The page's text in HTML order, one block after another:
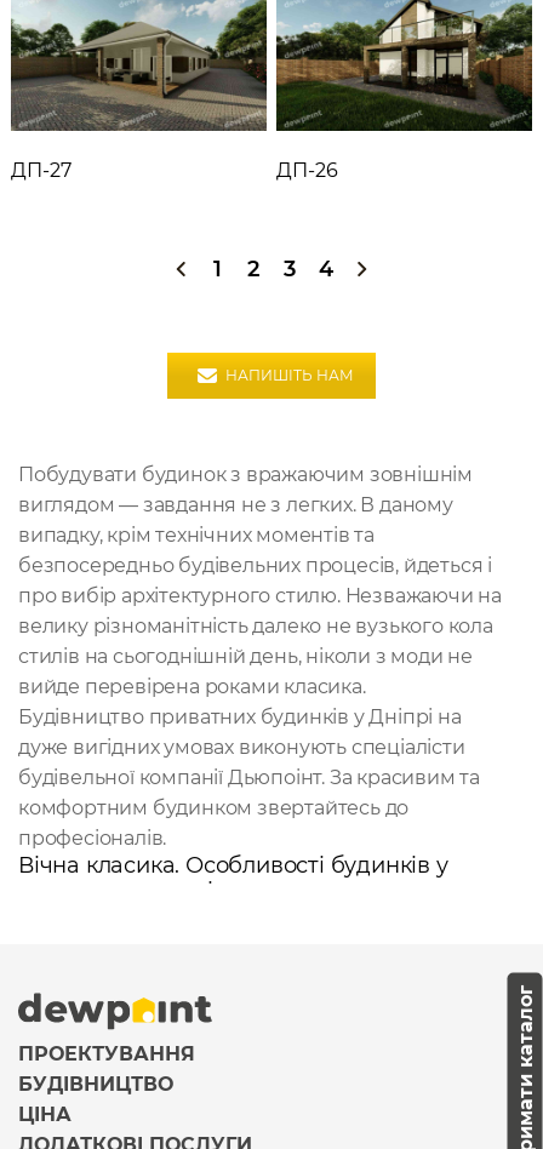
ДП-27 ДП-26
1 2 3 4
НАПИШІТЬ НАМ
Побудувати будинок з вражаючим зовнішнім
виглядом — завдання не з легких. В даному
випадку, крім технічних моментів та
безпосередньо будівельних процесів, йдеться і
про вибір архітектурного стилю. Незважаючи на
велику різноманітність далеко не вузького кола
стилів на сьогоднішній день, ніколи з моди не
вийде перевірена роками класика.
Будівництво приватних будинків у Дніпрі на
дуже вигідних умовах виконують спеціалісти
будівельної компанії Дьюпоінт. За красивим та
комфортним будинком звертайтесь до
професіоналів.
Вічна класика. Особливості будинків у
класичному стилі
класика — це досить довгий і трудомісткий захід.
обумовлюється декоруванням, яке займає
досить багато часу, наприклад, для
ПРОЕКТУВАННЯ
БУДІВНИЦТВО
ЦІНА
Отримати каталог